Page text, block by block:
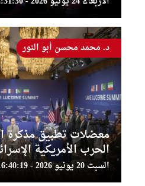
معضلات تطبيق مذكرة
الحرب الأمريكية
السبت 20 يونيو 2026 - 16:40:19
د. محمد محسن أبو النور